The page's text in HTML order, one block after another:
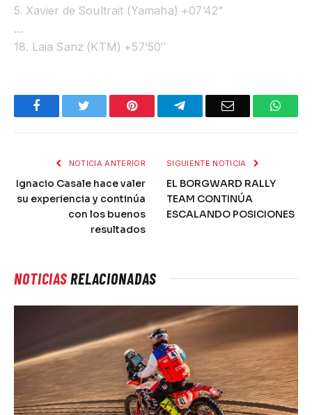
5. Xavier de Soultrait (Yamaha) +07’42”
…
18. Laia Sanz (KTM) +57’50″
Facebook Pinterest TelegramEmail
NOTICIA ANTERIOR
Ignacio Casale hace valer
su experiencia y continúa
con los buenos
resultados
SIGUIENTE NOTICIA
EL BORGWARD RALLY
TEAM CONTINÚA
ESCALANDO POSICIONES
NOTICIASRELACIONADAS